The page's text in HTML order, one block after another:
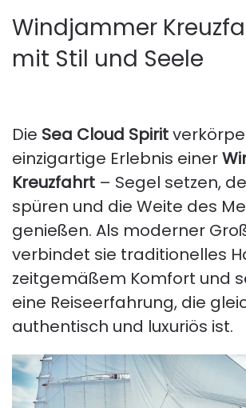
Windjammer
mit Stil und Seele
Die Sea Cloud Spirit
einzigartige Erlebnis einer
Kreuzfahrt – Segel setzen,
spüren und die Weite des
genießen. Als moderner
verbindet sie traditionelles
zeitgemäßem Komfort und
eine Reiseerfahrung, die
authentisch und luxuriös ist.